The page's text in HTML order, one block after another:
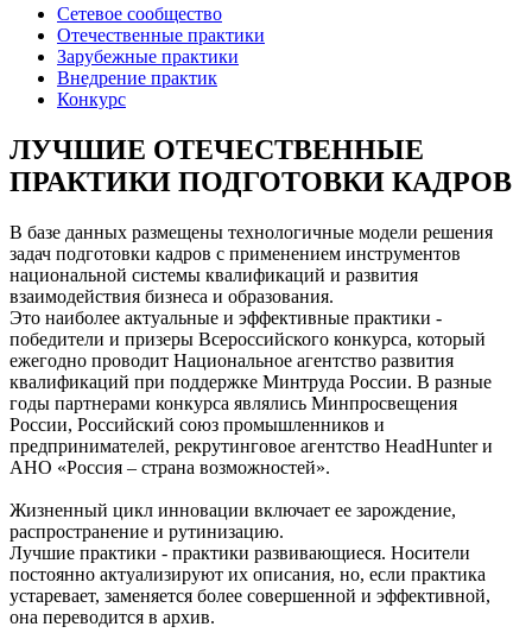
Сетевое сообщество
Отечественные практики
Зарубежные практики
Внедрение практик
Конкурс
ЛУЧШИЕ ОТЕЧЕСТВЕННЫЕ
ПРАКТИКИ ПОДГОТОВКИ КАДРОВ
В базе данных размещены технологичные модели решения
задач подготовки кадров с применением инструментов
национальной системы квалификаций и развития
взаимодействия бизнеса и образования.
Это наиболее актуальные и эффективные практики -
победители и призеры Всероссийского конкурса, который
ежегодно проводит Национальное агентство развития
квалификаций при поддержке Минтруда России. В разные
годы партнерами конкурса являлись Минпросвещения
России, Российский союз промышленников и
предпринимателей, рекрутинговое агентство HeadHunter и
АНО «Россия – страна возможностей».
Жизненный цикл инновации включает ее зарождение,
распространение и рутинизацию.
Лучшие практики - практики развивающиеся. Носители
постоянно актуализируют их описания, но, если практика
устаревает, заменяется более совершенной и эффективной,
она переводится в архив.